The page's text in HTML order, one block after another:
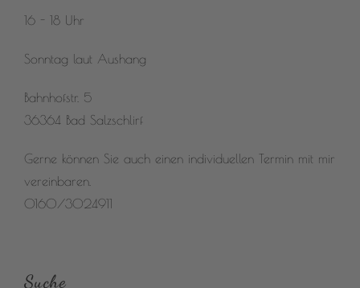
16 - 18 Uhr
Sonntag laut Aushang
Bahnhofstr. 5
36364 Bad Salzschlirf
Gerne können Sie auch einen individuellen Termin mit mir
vereinbaren.
0160/3024911
Suche